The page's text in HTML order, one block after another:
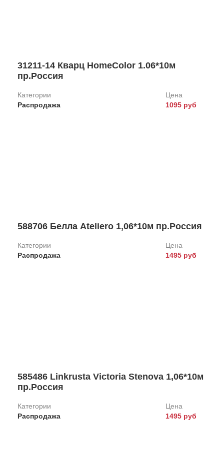
31211-14 Кварц HomeColor 1.06*10м
пр.Россия
Категории
Распродажа
Цена
1095 руб
588706 Белла Ateliero 1,06*10м пр.Россия
Категории
Распродажа
Цена
1495 руб
585486 Linkrusta Victoria Stenova 1,06*10м
пр.Россия
Категории
Распродажа
Цена
1495 руб